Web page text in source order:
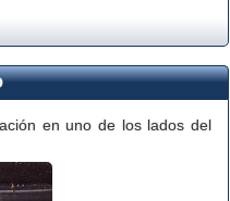
en uno de los lados del